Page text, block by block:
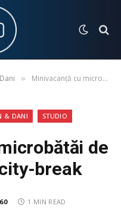
» Minivacanță cu microbătăi de cap. Ghid de city-break
& DANI STUDIO
de
break
1 MIN READ